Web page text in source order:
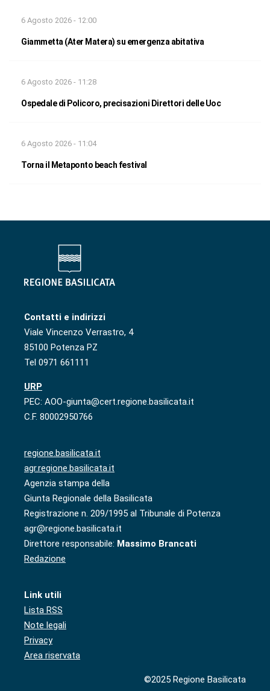
6 Agosto 2026 - 12:00
Giammetta (Ater Matera) su emergenza abitativa
6 Agosto 2026 - 11:28
Ospedale di Policoro, precisazioni Direttori delle Uoc
6 Agosto 2026 - 11:04
Torna il Metaponto beach festival
Contatti e indirizzi
Viale Vincenzo Verrastro, 4
85100 Potenza PZ
Tel 0971 661111
URP
PEC: AOO-giunta@cert.regione.basilicata.it
C.F. 80002950766
regione.basilicata.it
agr.regione.basilicata.it
Agenzia stampa della
Giunta Regionale della Basilicata
Registrazione n. 209/1995 al Tribunale di Potenza
agr@regione.basilicata.it
Direttore responsabile: Massimo Brancati
Redazione
Link utili
Lista RSS
Note legali
Privacy
Area riservata
©2025 Regione Basilicata